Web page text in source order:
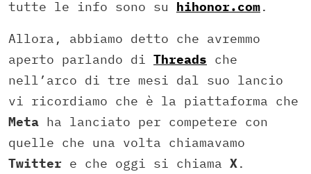
tutte le info sono su hihonor.com.
Allora, abbiamo detto che avremmo
aperto parlando di Threads che
nell’arco di tre mesi dal suo lancio
vi ricordiamo che è la piattaforma che
Meta ha lanciato per competere con
quelle che una volta chiamavamo
Twitter e che oggi si chiama X.